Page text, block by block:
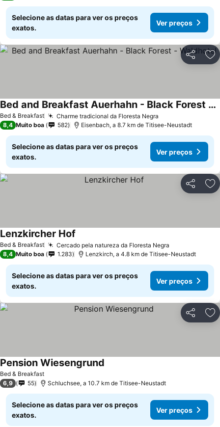
Selecione as datas para ver os preços
exatos.
Ver preços
Partilhar
Bed & Breakfast Charme tradicional da Floresta Negra
Bed and Breakfast Auerhahn - Black Forest - Waldhotel
8,4 Muito boa 582 Eisenbach, a 8.7 km de Titisee-Neustadt
Selecione as datas para ver os preços
exatos.
Ver preços
Partilhar
Bed & Breakfast Cercado pela natureza da Floresta Negra
Lenzkircher Hof
8,4 Muito boa 1.283 Lenzkirch, a 4.8 km de Titisee-Neustadt
Selecione as datas para ver os preços
exatos.
Ver preços
Partilhar
Bed & Breakfast
Pension Wiesengrund
6,9 55 Schluchsee, a 10.7 km de Titisee-Neustadt
Selecione as datas para ver os preços
exatos.
Ver preços